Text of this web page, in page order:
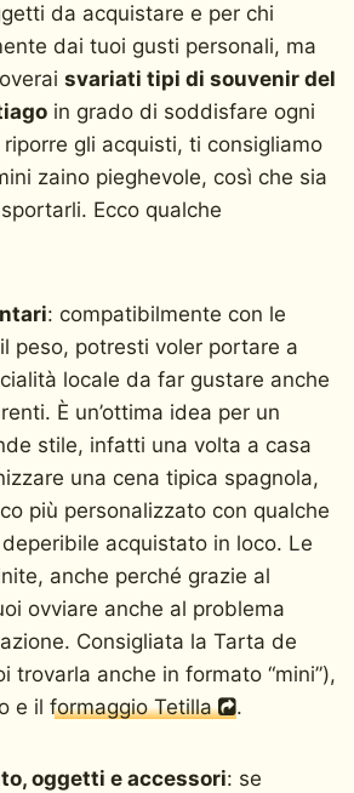
da acquistare e per chi
dai tuoi gusti personali, ma
svariati tipi di souvenir del
in grado di soddisfare ogni
gli acquisti, ti consigliamo
zaino pieghevole, così che sia
Ecco qualche
: compatibilmente con le
peso, potresti voler portare a
locale da far gustare anche
È un’ottima idea per un
stile, infatti una volta a casa
una cena tipica spagnola,
più personalizzato con qualche
acquistato in loco. Le
anche perché grazie al
ovviare anche al problema
Consigliata la Tarta de
trovarla anche in formato “mini”),
e il formaggio Tetilla .
oggetti e accessori: se